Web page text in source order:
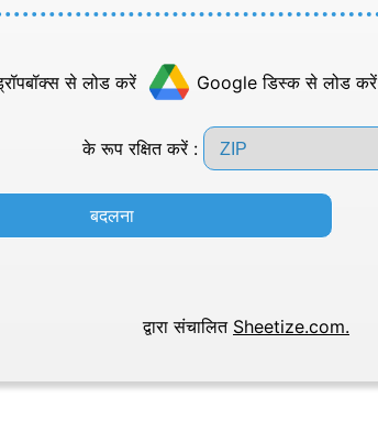
से लोड करें Google डिस्क से लोड करें
के रूप रक्षित करें :
बदलना
द्वारा संचालित Sheetize.com.